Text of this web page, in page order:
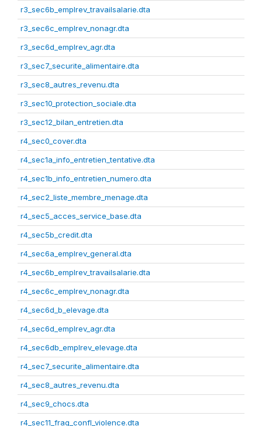
r3_sec6b_emplrev_travailsalarie.dta
r3_sec6c_emplrev_nonagr.dta
r3_sec6d_emplrev_agr.dta
r3_sec7_securite_alimentaire.dta
r3_sec8_autres_revenu.dta
r3_sec10_protection_sociale.dta
r3_sec12_bilan_entretien.dta
r4_sec0_cover.dta
r4_sec1a_info_entretien_tentative.dta
r4_sec1b_info_entretien_numero.dta
r4_sec2_liste_membre_menage.dta
r4_sec5_acces_service_base.dta
r4_sec5b_credit.dta
r4_sec6a_emplrev_general.dta
r4_sec6b_emplrev_travailsalarie.dta
r4_sec6c_emplrev_nonagr.dta
r4_sec6d_b_elevage.dta
r4_sec6d_emplrev_agr.dta
r4_sec6db_emplrev_elevage.dta
r4_sec7_securite_alimentaire.dta
r4_sec8_autres_revenu.dta
r4_sec9_chocs.dta
r4_sec11_frag_confl_violence.dta